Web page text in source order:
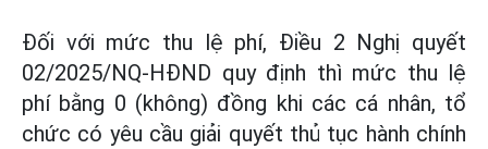
Đối với mức thu lệ phí, Điều 2 Nghị quyết
02/2025/NQ-HĐND quy định thì mức thu lệ
phí bằng 0 (không) đồng khi các cá nhân, tổ
chức có yêu cầu giải quyết thủ tục hành chính